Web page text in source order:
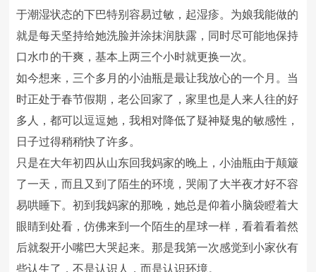
于潮湿状态的下巴特别容易过敏，起湿疹。为娘我能做的
就是每天坚持给她洗脸并涂抹润肤露，同时尽可能地保持
口水巾的干爽，基本上两三个小时就更换一次。
如今想来，三个多月的小油瓶是最让我放心的一个月。当
时正处于春节假期，老公回家了，家里也是人来人往的好
多人，都可以逗逗她，我相对降低了疑神疑鬼的敏感性，
日子过得稍稍快了许多。
只是在大年初四从山东回我妈家的晚上，小油瓶由于颠簸
了一天，而且又到了陌生的环境，哭闹了大半夜才好不容
易哄睡下。初到我妈家的那晚，她总是仰着小脑袋瞪着大
眼睛到处看，仿佛来到一个陌生的星球一样，看着看着然
后就裂开小嘴巴大哭起来。那是我第一次感觉到小家伙有
些认生了，不是认识人，而是认识环境。